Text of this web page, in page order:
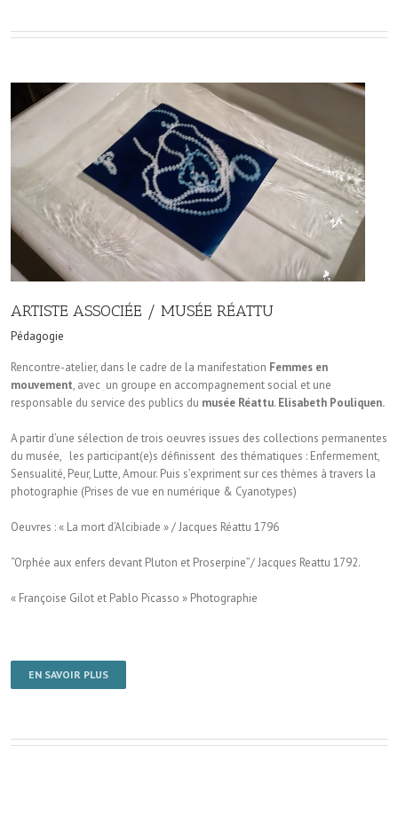
ARTISTE ASSOCIÉE / MUSÉE RÉATTU
Pédagogie
Rencontre-atelier, dans le cadre de la manifestation Femmes en
mouvement, avec un groupe en accompagnement social et une
responsable du service des publics du musée Réattu. Elisabeth Pouliquen.
A partir d’une sélection de trois oeuvres issues des collections permanentes
du musée, les participant(e)s définissent des thématiques : Enfermement,
Sensualité, Peur, Lutte, Amour. Puis s’expriment sur ces thèmes à travers la
photographie (Prises de vue en numérique & Cyanotypes)
Oeuvres : « La mort d’Alcibiade » / Jacques Réattu 1796
“Orphée aux enfers devant Pluton et Proserpine”/ Jacques Reattu 1792.
« Françoise Gilot et Pablo Picasso » Photographie
EN SAVOIR PLUS